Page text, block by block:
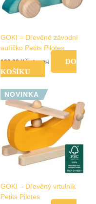
GOKI – Dřevěné závodní
autíčko Petits Pilotes
199,00Kč vč. DPH
DO
KOŠÍKU
NOVINKA
GOKI – Dřevěný vrtulník
Petits Pilotes